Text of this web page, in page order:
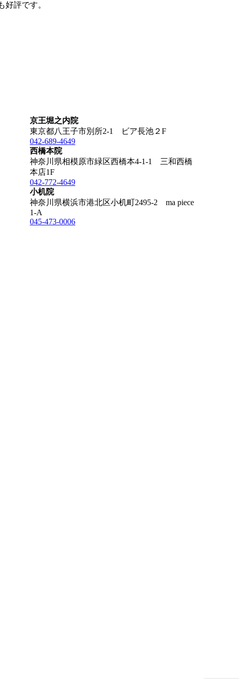
評です。
京王堀之内院
東京都八王子市別所2-1 ビア長池２F
042-689-4649
西橋本院
神奈川県相模原市緑区西橋本4-1-1 三和西橋
本店1F
042-772-4649
小机院
神奈川県横浜市港北区小机町2495-2 ma piece
1-A
045-473-0006